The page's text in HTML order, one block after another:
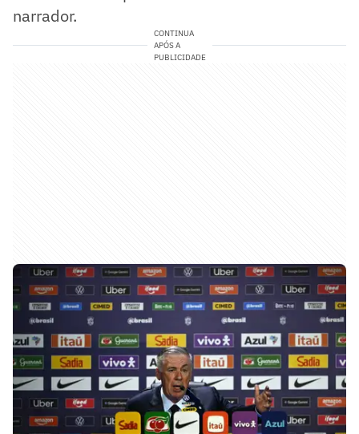
narrador.
CONTINUA
APÓS A
PUBLICIDADE